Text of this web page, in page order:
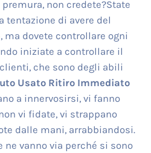
non credete?State
tentazione di avere del
ma dovete controllare ogni
iniziate a controllare il
che sono degli abili
Usato Ritiro Immediato
a innervosirsi, vi fanno
vi fidate, vi strappano
dalle mani, arrabbiandosi.
vanno via perché si sono